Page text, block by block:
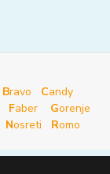
Bravo Candy
Faber Gorenje
Nosreti Romo